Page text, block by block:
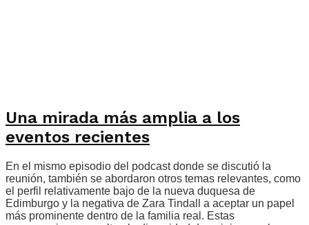
Una mirada más amplia a los
eventos recientes
En el mismo episodio del podcast donde se discutió la
reunión, también se abordaron otros temas relevantes, como
el perfil relativamente bajo de la nueva duquesa de
Edimburgo y la negativa de Zara Tindall a aceptar un papel
más prominente dentro de la familia real. Estas